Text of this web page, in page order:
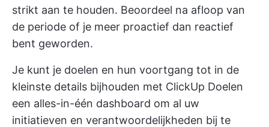
strikt aan te houden. Beoordeel na afloop van
de periode of je meer proactief dan reactief
bent geworden.
Je kunt je doelen en hun voortgang tot in de
kleinste details bijhouden met ClickUp Doelen
een alles-in-één dashboard om al uw
initiatieven en verantwoordelijkheden bij te